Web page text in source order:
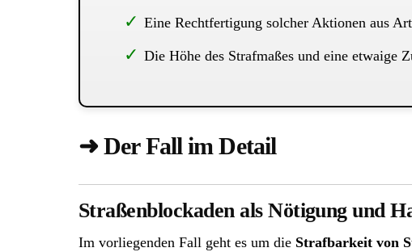
Eine Rechtfertigung solcher Aktionen aus
Die Höhe des Strafmaßes und eine etwaige
➜ Der Fall im Detail
Straßenblockaden als Nötigung und
Im vorliegenden Fall geht es um die Strafbarkeit von